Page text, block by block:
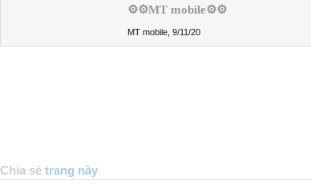
⚙️⚙️MT mobile⚙️⚙️
MT mobile 9/11/20
Chia sẻ trang này